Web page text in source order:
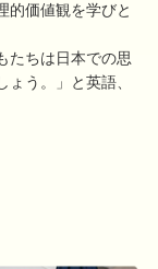
的価値観を学びと
たちは日本での思
う。」と英語、